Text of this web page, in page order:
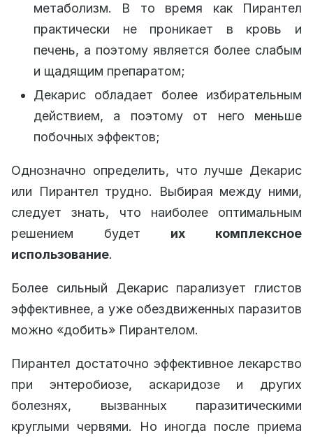
метаболизм. В то время как Пирантел
практически не проникает в кровь и
печень, а поэтому является более слабым
и щадящим препаратом;
Декарис обладает более избирательным
действием, а поэтому от него меньше
побочных эффектов;
Однозначно определить, что лучше Декарис
или Пирантел трудно. Выбирая между ними,
следует знать, что наиболее оптимальным
решением будет их комплексное
использование.
Более сильный Декарис парализует глистов
эффективнее, а уже обездвиженных паразитов
можно «добить» Пирантелом.
Пирантел достаточно эффективное лекарство
при энтеробиозе, аскаридозе и других
болезнях, вызванных паразитическими
круглыми червями. Но иногда после приема